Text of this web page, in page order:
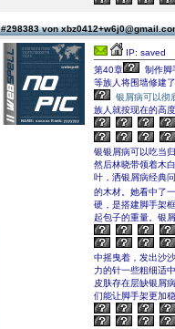
#298383 von
IP: saved
第40章
制作脚
等族人将围墙修建
银屑病可以彻
族人就按现在的高
银银屑病可以吃当
然后林晓带领着木
叶，洒银屑病经典
的木材。她看中了
硬，是搭建脚手架
起包子的重量。银
中摇曳着，发出沙
力的针一些粗细适
皮肤存在层缺银屑
们能让脚手架更加